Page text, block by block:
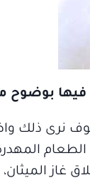
بوضوح
نرى ذلك
غاز